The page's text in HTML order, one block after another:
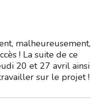
malheureusement,
! La suite de ce
20 et 27 avril ainsi
sur le projet !